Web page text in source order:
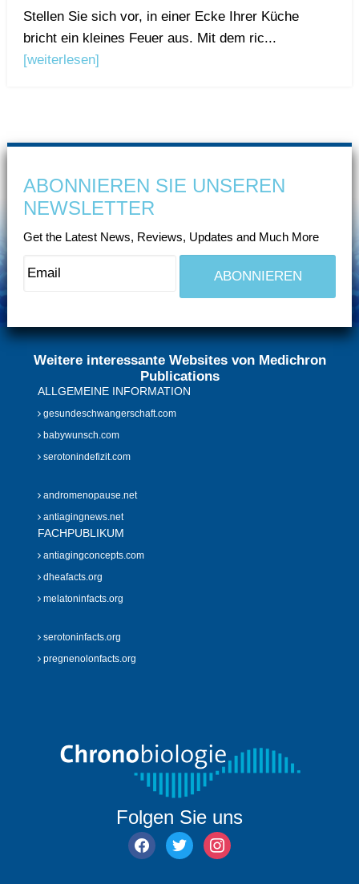
Stellen Sie sich vor, in einer Ecke Ihrer Küche
bricht ein kleines Feuer aus. Mit dem ric...
[weiterlesen]
ABONNIEREN SIE UNSEREN
NEWSLETTER
Get the Latest News, Reviews, Updates and Much More
Weitere interessante Websites von Medichron
Publications
ALLGEMEINE INFORMATION
gesundeschwangerschaft.com
babywunsch.com
serotonindefizit.com
andromenopause.net
antiagingnews.net
FACHPUBLIKUM
antiagingconcepts.com
dheafacts.org
melatoninfacts.org
serotoninfacts.org
pregnenolonfacts.org
Folgen Sie uns
facebook
twitter instagram